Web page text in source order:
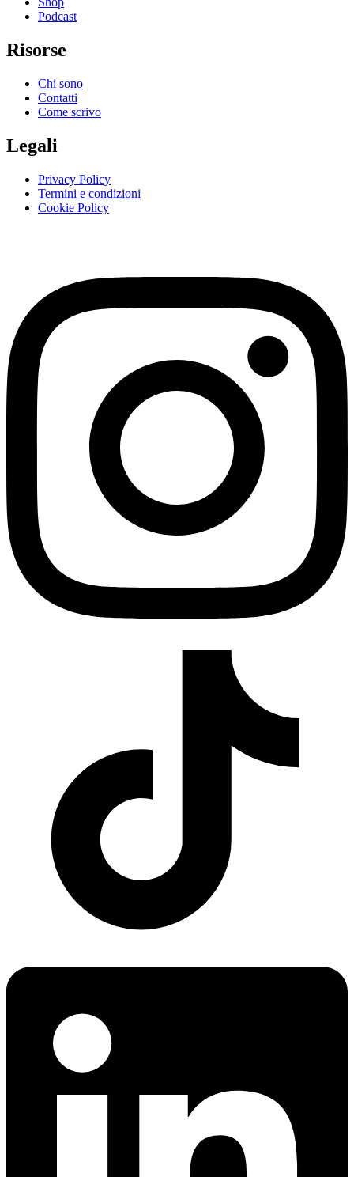
Podcast
Risorse
Chi sono
Contatti
Come scrivo
Legali
Privacy Policy
Termini e condizioni
Cookie Policy